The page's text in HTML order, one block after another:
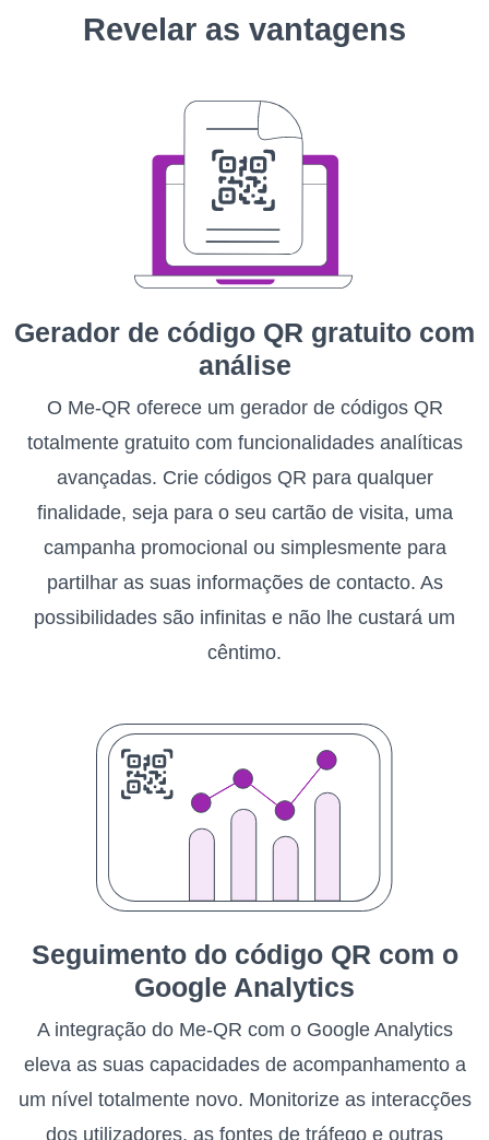
Revelar as vantagens
Gerador de código QR gratuito com
análise
O Me-QR oferece um gerador de códigos QR
totalmente gratuito com funcionalidades analíticas
avançadas. Crie códigos QR para qualquer
finalidade, seja para o seu cartão de visita, uma
campanha promocional ou simplesmente para
partilhar as suas informações de contacto. As
possibilidades são infinitas e não lhe custará um
cêntimo.
Seguimento do código QR com o
Google Analytics
A integração do Me-QR com o Google Analytics
eleva as suas capacidades de acompanhamento a
um nível totalmente novo. Monitorize as interacções
dos utilizadores, as fontes de tráfego e outras